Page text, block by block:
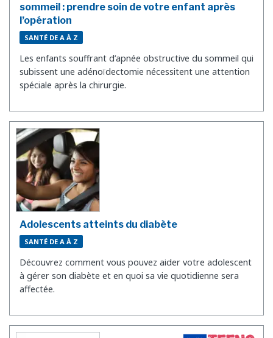
sommeil : prendre soin de votre enfant après
l’opération
SANTÉ DE A À Z
Les enfants souffrant d’apnée obstructive du sommeil qui
subissent une adénoïdectomie nécessitent une attention
spéciale après la chirurgie.
Adolescents atteints du diabète
SANTÉ DE A À Z
Découvrez comment vous pouvez aider votre adolescent
à gérer son diabète et en quoi sa vie quotidienne sera
affectée.